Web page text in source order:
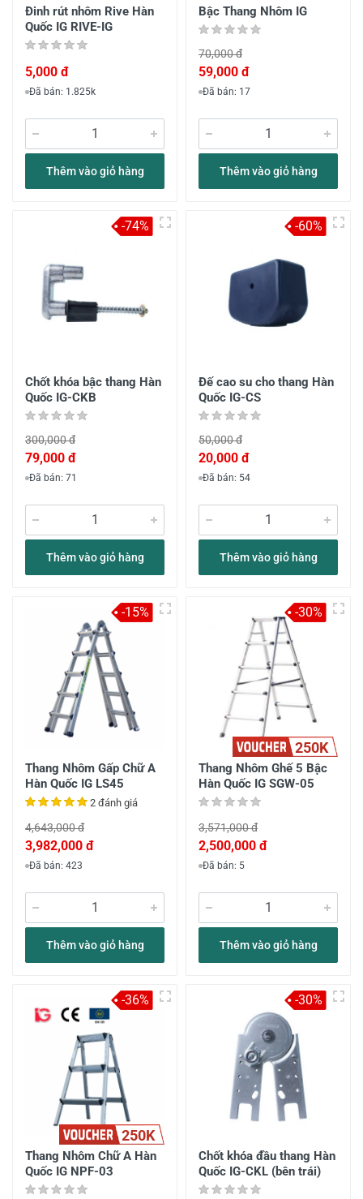
Đinh rút nhôm Rive Hàn
Quốc IG RIVE-IG
5,000 đ
Đã bán: 1.825k
Thêm vào giỏ hàng
Bậc Thang Nhôm IG
70,000 đ
59,000 đ
Đã bán: 17
Thêm vào giỏ hàng
Chốt khóa bậc thang Hàn
Quốc IG-CKB
300,000 đ
79,000 đ
Đã bán: 71
Thêm vào giỏ hàng
-74%
Đế cao su cho thang Hàn
Quốc IG-CS
50,000 đ
20,000 đ
Đã bán: 54
Thêm vào giỏ hàng
-60%
Thang Nhôm Gấp Chữ A
Hàn Quốc IG LS45
2 đánh giá
4,643,000 đ
3,982,000 đ
Đã bán: 423
Thêm vào giỏ hàng
-15%
250K
Thang Nhôm Ghế 5 Bậc
Hàn Quốc IG SGW-05
3,571,000 đ
2,500,000 đ
Đã bán: 5
Thêm vào giỏ hàng
-30%
250K
Thang Nhôm Chữ A Hàn
Quốc IG NPF-03
-36%
Chốt khóa đầu thang Hàn
Quốc IG-CKL (bên trái)
-30%